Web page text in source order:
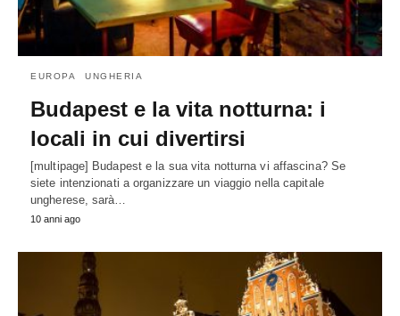
EUROPA UNGHERIA
Budapest e la vita notturna: i
locali in cui divertirsi
[multipage] Budapest e la sua vita notturna vi affascina? Se
siete intenzionati a organizzare un viaggio nella capitale
ungherese, sarà…
10 anni ago